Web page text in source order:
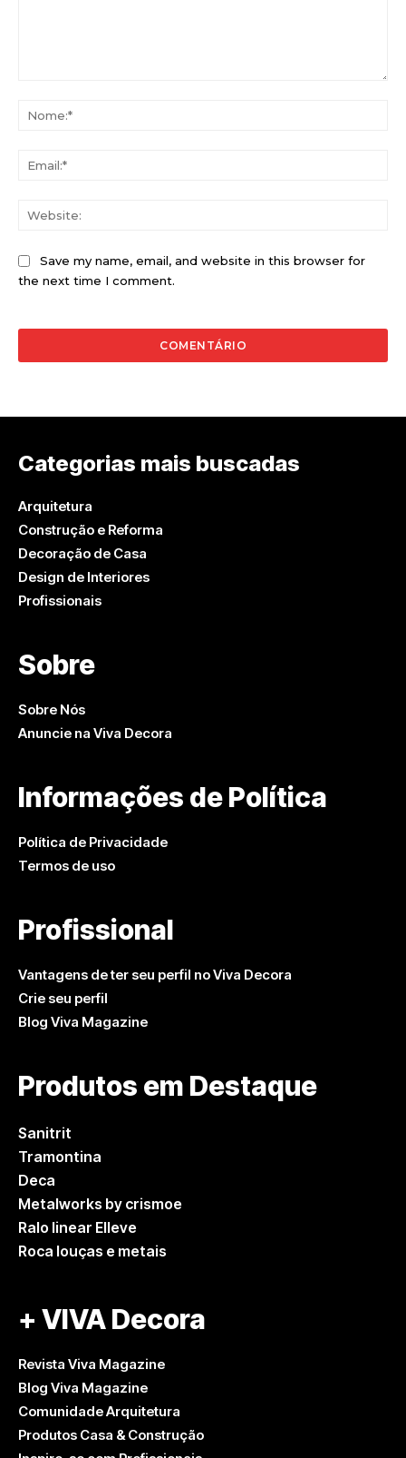
Save my name, email, and website in this browser for
the next time I comment.
Categorias mais buscadas
Arquitetura
Construção e Reforma
Decoração de Casa
Design de Interiores
Profissionais
Sobre
Sobre Nós
Anuncie na Viva Decora
Informações de Política
Política de Privacidade
Termos de uso
Profissional
Vantagens de ter seu perfil no Viva Decora
Crie seu perfil
Blog Viva Magazine
Produtos em Destaque
Sanitrit
Tramontina
Deca
Metalworks by crismoe
Ralo linear Elleve
Roca louças e metais
+ VIVA Decora
Revista Viva Magazine
Blog Viva Magazine
Comunidade Arquitetura
Produtos Casa & Construção